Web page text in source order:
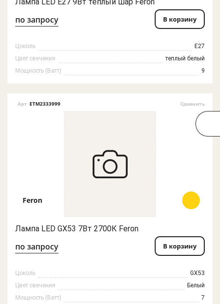
по запросу В корзину
Цоколь
E27
Цвет свечения
теплый белый
Мощность (Ватт)
9
Арт ETM2333999 Сравнить
Feron
Лампа LED GX53 7Вт 2700К Feron
по запросу В корзину
Цоколь
GX53
Цвет свечения
Белый
Мощность (Ватт)
7